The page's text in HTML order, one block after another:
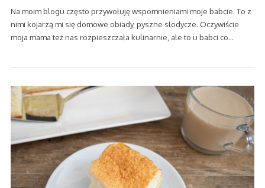
Na moim blogu często przywołuję wspomnieniami moje babcie. To z
nimi kojarzą mi się domowe obiady, pyszne słodycze. Oczywiście
moja mama też nas rozpieszczała kulinarnie, ale to u babci co…